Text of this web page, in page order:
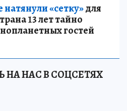
«сетку»для
13 лет тайно
гостей
НАС В СОЦСЕТЯХ